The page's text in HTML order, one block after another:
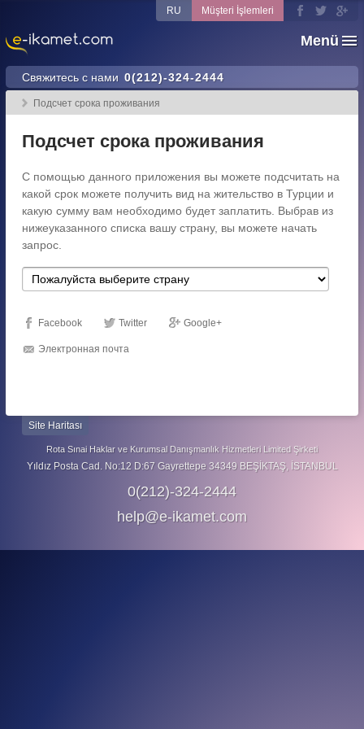
Menü
Свяжитесь с нами 0(212)-324-2444
RU Müşteri İşlemleri
Подсчет срока проживания
Подсчет срока проживания
С помощью данного приложения вы можете подсчитать на
какой срок можете получить вид на жительство в Турции и
какую сумму вам необходимо будет заплатить. Выбрав из
нижеуказанного списка вашу страну, вы можете начать
запрос.
Facebook Twitter Google+
Электронная почта
Site Haritası
Rota Sınai Haklar ve Kurumsal Danışmanlık Hizmetleri Limited Şirketi
Yıldız Posta Cad. No:12 D:67 Gayrettepe 34349 BEŞİKTAŞ, İSTANBUL
0(212)-324-2444
help@e-ikamet.com